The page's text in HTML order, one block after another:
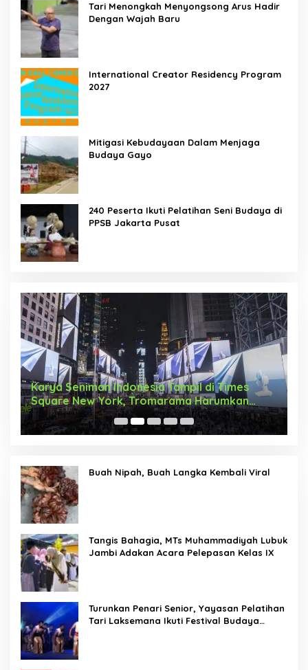
Tari Menongkah Menyongsong Arus Hadir
Dengan Wajah Baru
International Creator Residency Program
2027
Mitigasi Kebudayaan Dalam Menjaga
Budaya Gayo
240 Peserta Ikuti Pelatihan Seni Budaya di
PPSB Jakarta Pusat
Karya Seniman Indonesia Tampil di Times
Square New York, Tromarama Harumkan
Nama Bangsa
Buah Nipah, Buah Langka Kembali Viral
Tangis Bahagia, MTs Muhammadiyah Lubuk
Jambi Adakan Acara Pelepasan Kelas IX
Turunkan Penari Senior, Yayasan Pelatihan
Tari Laksemana Ikuti Festival Budaya